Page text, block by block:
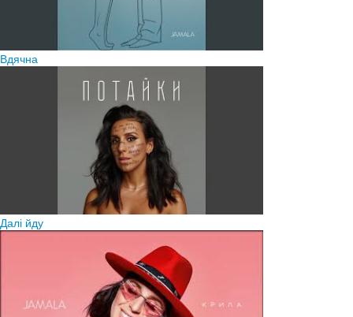
Вдячна
Далі йду